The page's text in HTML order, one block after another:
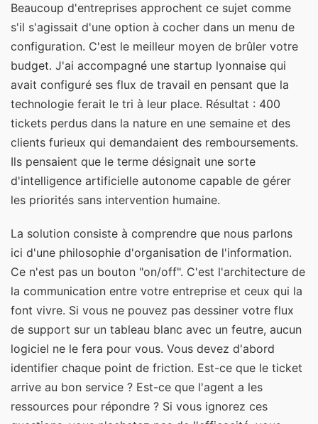
Beaucoup d'entreprises approchent ce sujet comme
s'il s'agissait d'une option à cocher dans un menu de
configuration. C'est le meilleur moyen de brûler votre
budget. J'ai accompagné une startup lyonnaise qui
avait configuré ses flux de travail en pensant que la
technologie ferait le tri à leur place. Résultat : 400
tickets perdus dans la nature en une semaine et des
clients furieux qui demandaient des remboursements.
Ils pensaient que le terme désignait une sorte
d'intelligence artificielle autonome capable de gérer
les priorités sans intervention humaine.
La solution consiste à comprendre que nous parlons
ici d'une philosophie d'organisation de l'information.
Ce n'est pas un bouton "on/off". C'est l'architecture de
la communication entre votre entreprise et ceux qui la
font vivre. Si vous ne pouvez pas dessiner votre flux
de support sur un tableau blanc avec un feutre, aucun
logiciel ne le fera pour vous. Vous devez d'abord
identifier chaque point de friction. Est-ce que le ticket
arrive au bon service ? Est-ce que l'agent a les
ressources pour répondre ? Si vous ignorez ces